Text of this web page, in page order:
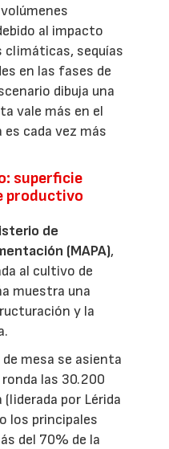
al impacto
climáticas, sequías
en las fases de
dibuja una
vale más en el
es cada vez más
superficie
productivo
de
(MAPA),
al cultivo de
muestra una
y la
mesa se asienta
las 30.200
por Lérida
los principales
del 70% de la